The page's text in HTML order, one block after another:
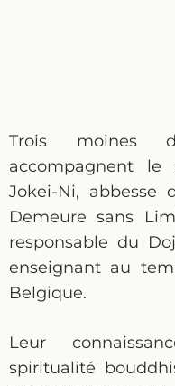
Trois moines
accompagnent
Jokei-Ni, abbesse
Demeure sans
responsable du
enseignant au
Belgique.
Leur
spiritualité